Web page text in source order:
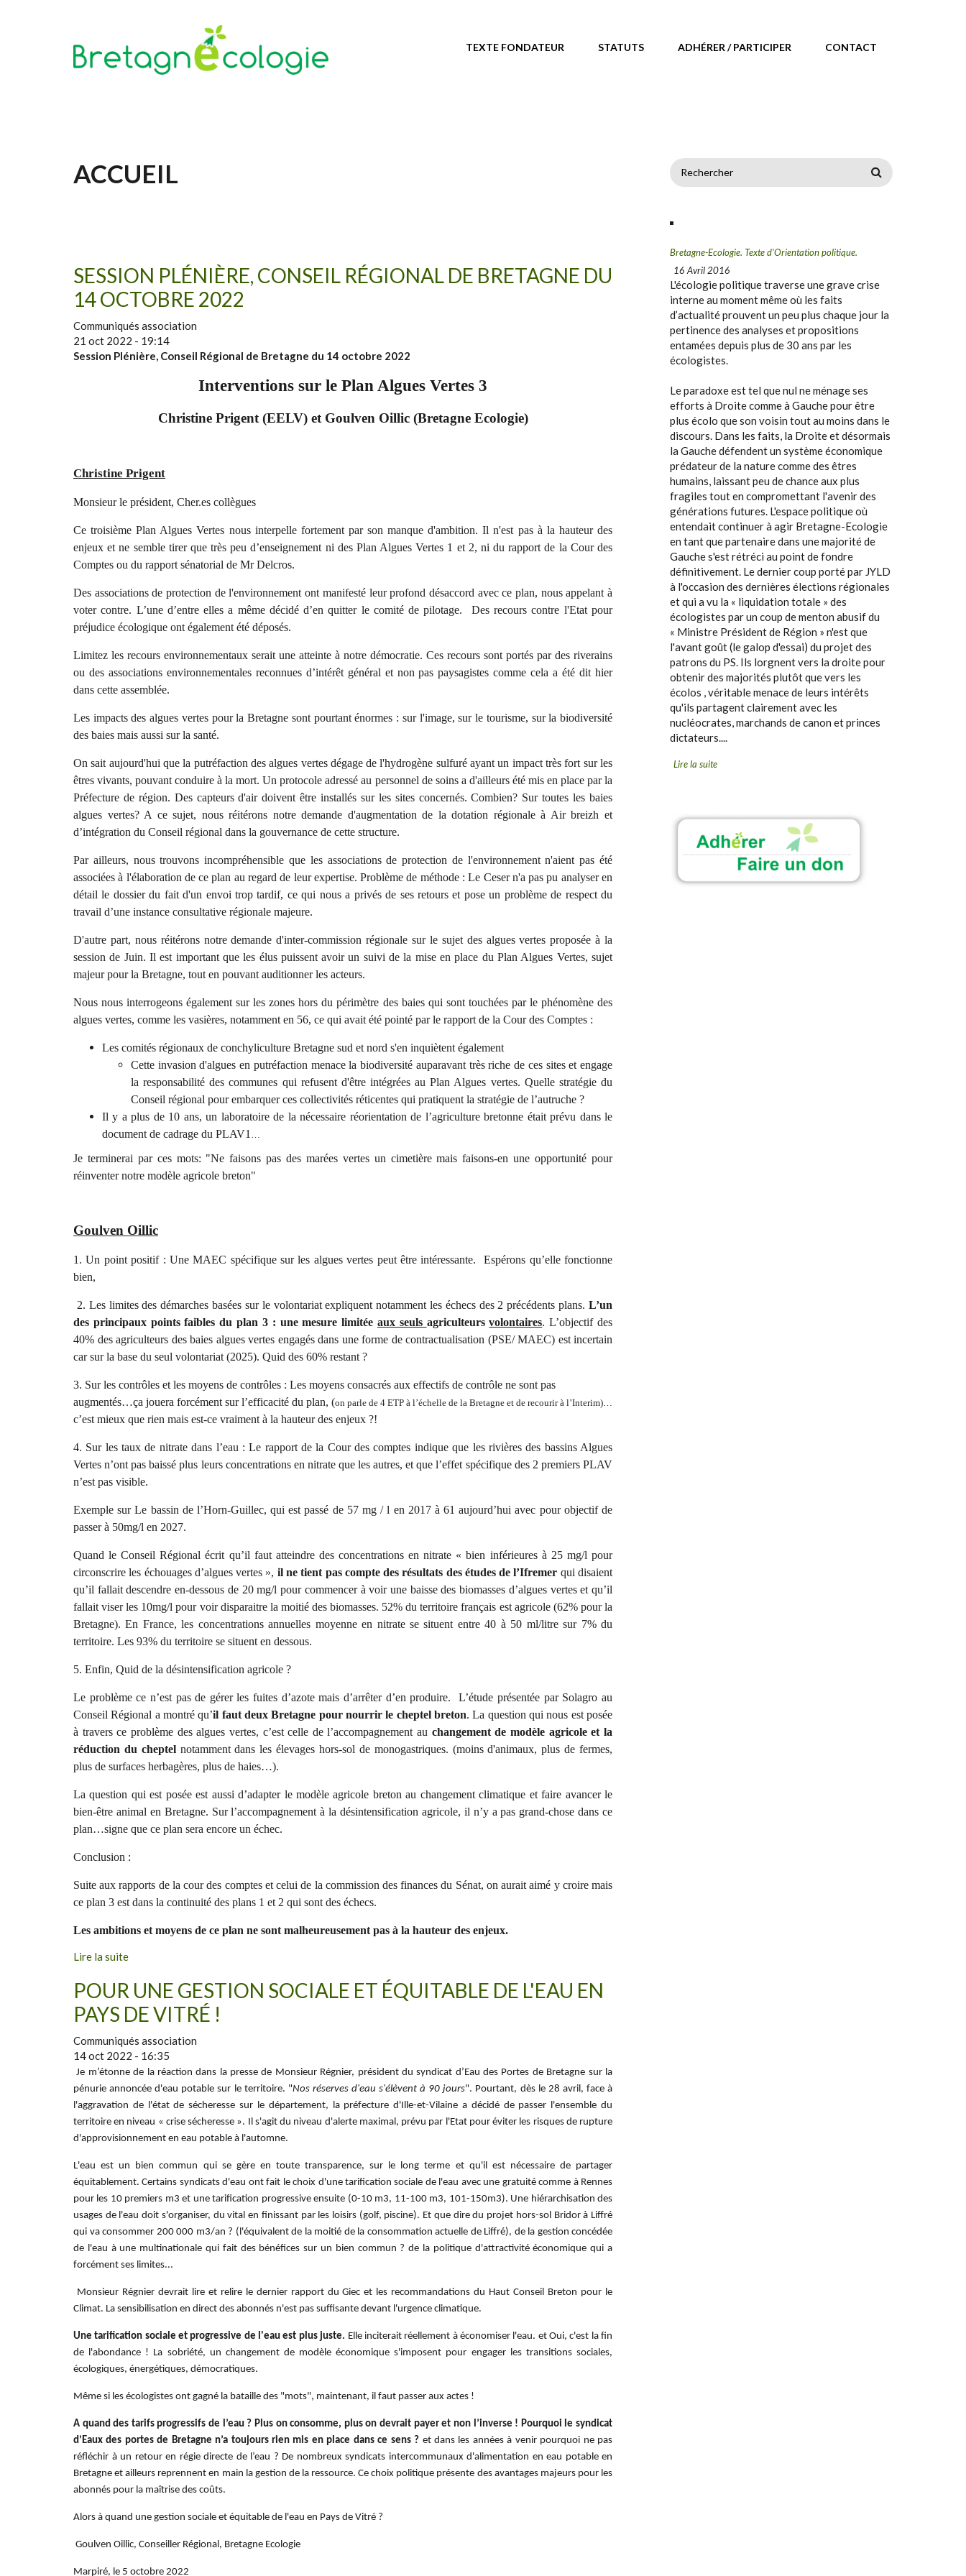
TEXTE FONDATEUR STATUTS ADHÉRER / PARTICIPER CONTACT
ACCUEIL
SESSION PLÉNIÈRE, CONSEIL RÉGIONAL DE BRETAGNE DU
14 OCTOBRE 2022
Communiqués association
21 oct 2022 - 19:14
Session Plénière, Conseil Régional de Bretagne du 14 octobre 2022
Interventions sur le Plan Algues Vertes 3
Christine Prigent (EELV) et Goulven Oillic (Bretagne Ecologie)
Christine Prigent
Monsieur le président, Cher.es collègues
Ce troisième Plan Algues Vertes nous interpelle fortement par son manque d'ambition. Il n'est pas à la hauteur des
enjeux et ne semble tirer que très peu d’enseignement ni des Plan Algues Vertes 1 et 2, ni du rapport de la Cour des
Comptes ou du rapport sénatorial de Mr Delcros.
Des associations de protection de l'environnement ont manifesté leur profond désaccord avec ce plan, nous appelant à
voter contre. L’une d’entre elles a même décidé d’en quitter le comité de pilotage. Des recours contre l'Etat pour
préjudice écologique ont également été déposés.
Limitez les recours environnementaux serait une atteinte à notre démocratie. Ces recours sont portés par des riverains
ou des associations environnementales reconnues d’intérêt général et non pas paysagistes comme cela a été dit hier
dans cette assemblée.
Les impacts des algues vertes pour la Bretagne sont pourtant énormes : sur l'image, sur le tourisme, sur la biodiversité
des baies mais aussi sur la santé.
On sait aujourd'hui que la putréfaction des algues vertes dégage de l'hydrogène sulfuré ayant un impact très fort sur les
êtres vivants, pouvant conduire à la mort. Un protocole adressé au personnel de soins a d'ailleurs été mis en place par la
Préfecture de région. Des capteurs d'air doivent être installés sur les sites concernés. Combien? Sur toutes les baies
algues vertes? A ce sujet, nous réitérons notre demande d'augmentation de la dotation régionale à Air breizh et
d’intégration du Conseil régional dans la gouvernance de cette structure.
Par ailleurs, nous trouvons incompréhensible que les associations de protection de l'environnement n'aient pas été
associées à l'élaboration de ce plan au regard de leur expertise. Problème de méthode : Le Ceser n'a pas pu analyser en
détail le dossier du fait d'un envoi trop tardif, ce qui nous a privés de ses retours et pose un problème de respect du
travail d’une instance consultative régionale majeure.
D'autre part, nous réitérons notre demande d'inter-commission régionale sur le sujet des algues vertes proposée à la
session de Juin. Il est important que les élus puissent avoir un suivi de la mise en place du Plan Algues Vertes, sujet
majeur pour la Bretagne, tout en pouvant auditionner les acteurs.
Nous nous interrogeons également sur les zones hors du périmètre des baies qui sont touchées par le phénomène des
algues vertes, comme les vasières, notamment en 56, ce qui avait été pointé par le rapport de la Cour des Comptes :
Les comités régionaux de conchyliculture Bretagne sud et nord s'en inquiètent également
Cette invasion d'algues en putréfaction menace la biodiversité auparavant très riche de ces sites et engage
la responsabilité des communes qui refusent d'être intégrées au Plan Algues vertes. Quelle stratégie du
Conseil régional pour embarquer ces collectivités réticentes qui pratiquent la stratégie de l’autruche ?
Il y a plus de 10 ans, un laboratoire de la nécessaire réorientation de l’agriculture bretonne était prévu dans le
document de cadrage du PLAV1 …
Je terminerai par ces mots: "Ne faisons pas des marées vertes un cimetière mais faisons-en une opportunité pour
réinventer notre modèle agricole breton"
Goulven Oillic
1. Un point positif : Une MAEC spécifique sur les algues vertes peut être intéressante. Espérons qu’elle fonctionne
bien,
2. Les limites des démarches basées sur le volontariat expliquent notamment les échecs des 2 précédents plans. L’un
des principaux points faibles du plan 3 : une mesure limitée aux seuls agriculteursvolontaires. L’objectif des
40% des agriculteurs des baies algues vertes engagés dans une forme de contractualisation (PSE/ MAEC) est incertain
car sur la base du seul volontariat (2025). Quid des 60% restant ?
3. Sur les contrôles et les moyens de contrôles : Les moyens consacrés aux effectifs de contrôle ne sont pas
augmentés…ça jouera forcément sur l’efficacité du plan, (on parle de 4 ETP à l’échelle de la Bretagne et de recourir à l’Interim)…
c’est mieux que rien mais est-ce vraiment à la hauteur des enjeux ?!
4. Sur les taux de nitrate dans l’eau : Le rapport de la Cour des comptes indique que les rivières des bassins Algues
Vertes n’ont pas baissé plus leurs concentrations en nitrate que les autres, et que l’effet spécifique des 2 premiers PLAV
n’est pas visible.
Exemple sur Le bassin de l’Horn-Guillec, qui est passé de 57 mg / l en 2017 à 61 aujourd’hui avec pour objectif de
passer à 50mg/l en 2027.
Quand le Conseil Régional écrit qu’il faut atteindre des concentrations en nitrate « bien inférieures à 25 mg/l pour
circonscrire les échouages d’algues vertes », il ne tient pas compte des résultats des études de l’Ifremer qui disaient
qu’il fallait descendre en-dessous de 20 mg/l pour commencer à voir une baisse des biomasses d’algues vertes et qu’il
fallait viser les 10mg/l pour voir disparaitre la moitié des biomasses. 52% du territoire français est agricole (62% pour la
Bretagne). En France, les concentrations annuelles moyenne en nitrate se situent entre 40 à 50 ml/litre sur 7% du
territoire. Les 93% du territoire se situent en dessous.
5. Enfin, Quid de la désintensification agricole ?
Le problème ce n’est pas de gérer les fuites d’azote mais d’arrêter d’en produire. L’étude présentée par Solagro au
Conseil Régional a montré qu’il faut deux Bretagne pour nourrir le cheptel breton. La question qui nous est posée
à travers ce problème des algues vertes, c’est celle de l’accompagnement au changement de modèle agricole et la
réduction du cheptelnotamment dans les élevages hors-sol de monogastriques. (moins d'animaux, plus de fermes,
plus de surfaces herbagères, plus de haies…).
La question qui est posée est aussi d’adapter le modèle agricole breton au changement climatique et faire avancer le
bien-être animal en Bretagne. Sur l’accompagnement à la désintensification agricole, il n’y a pas grand-chose dans ce
plan…signe que ce plan sera encore un échec.
Conclusion :
Suite aux rapports de la cour des comptes et celui de la commission des finances du Sénat, on aurait aimé y croire mais
ce plan 3 est dans la continuité des plans 1 et 2 qui sont des échecs.
Les ambitions et moyens de ce plan ne sont malheureusement pas à la hauteur des enjeux.
Lire la suite
POUR UNE GESTION SOCIALE ET ÉQUITABLE DE L'EAU EN
PAYS DE VITRÉ !
Communiqués association
14 oct 2022 - 16:35
Je m’étonne de la réaction dans la presse de Monsieur Régnier, président du syndicat d’Eau des Portes de Bretagne sur la
pénurie annoncée d'eau potable sur le territoire. "Nos réserves d'eau s'élèvent à 90 jours". Pourtant, dès le 28 avril, face à
l'aggravation de l'état de sécheresse sur le département, la préfecture d'Ille-et-Vilaine a décidé de passer l'ensemble du
territoire en niveau « crise sécheresse ». Il s'agit du niveau d'alerte maximal, prévu par l'Etat pour éviter les risques de rupture
d'approvisionnement en eau potable à l'automne.
L'eau est un bien commun qui se gère en toute transparence, sur le long terme et qu'il est nécessaire de partager
équitablement. Certains syndicats d'eau ont fait le choix d'une tarification sociale de l'eau avec une gratuité comme à Rennes
pour les 10 premiers m3 et une tarification progressive ensuite (0-10 m3, 11-100 m3, 101-150m3). Une hiérarchisation des
usages de l'eau doit s'organiser, du vital en finissant par les loisirs (golf, piscine). Et que dire du projet hors-sol Bridor à Liffré
qui va consommer 200 000 m3/an ? (l'équivalent de la moitié de la consommation actuelle de Liffré), de la gestion concédée
de l'eau à une multinationale qui fait des bénéfices sur un bien commun ? de la politique d'attractivité économique qui a
forcément ses limites...
Monsieur Régnier devrait lire et relire le dernier rapport du Giec et les recommandations du Haut Conseil Breton pour le
Climat. La sensibilisation en direct des abonnés n'est pas suffisante devant l'urgence climatique.
Une tarification sociale et progressive de l'eau est plus juste. Elle inciterait réellement à économiser l'eau. et Oui, c'est la fin
de l'abondance ! La sobriété, un changement de modèle économique s'imposent pour engager les transitions sociales,
écologiques, énergétiques, démocratiques.
Même si les écologistes ont gagné la bataille des "mots", maintenant, il faut passer aux actes !
A quand des tarifs progressifs de l’eau ? Plus on consomme, plus on devrait payer et non l’inverse ! Pourquoi le syndicat
d’Eaux des portes de Bretagne n’a toujours rien mis en place dans ce sens ? et dans les années à venir pourquoi ne pas
réfléchir à un retour en régie directe de l’eau ? De nombreux syndicats intercommunaux d'alimentation en eau potable en
Bretagne et ailleurs reprennent en main la gestion de la ressource. Ce choix politique présente des avantages majeurs pour les
abonnés pour la maîtrise des coûts.
Alors à quand une gestion sociale et équitable de l'eau en Pays de Vitré ?
Goulven Oillic, Conseiller Régional, Bretagne Ecologie
Marpiré, le 5 octobre 2022
FORMULAIRE DE
Bretagne-Ecologie. Texte d'Orientation politique.
16 Avril 2016
L'écologie politique traverse une grave crise
interne au moment même où les faits
d’actualité prouvent un peu plus chaque jour la
pertinence des analyses et propositions
entamées depuis plus de 30 ans par les
écologistes.
Le paradoxe est tel que nul ne ménage ses
efforts à Droite comme à Gauche pour être
plus écolo que son voisin tout au moins dans le
discours. Dans les faits, la Droite et désormais
la Gauche défendent un système économique
prédateur de la nature comme des êtres
humains, laissant peu de chance aux plus
fragiles tout en compromettant l'avenir des
générations futures. L'espace politique où
entendait continuer à agir Bretagne-Ecologie
en tant que partenaire dans une majorité de
Gauche s'est rétréci au point de fondre
définitivement. Le dernier coup porté par JYLD
à l'occasion des dernières élections régionales
et qui a vu la « liquidation totale » des
écologistes par un coup de menton abusif du
« Ministre Président de Région » n'est que
l'avant goût (le galop d'essai) du projet des
patrons du PS. Ils lorgnent vers la droite pour
obtenir des majorités plutôt que vers les
écolos , véritable menace de leurs intérêts
qu'ils partagent clairement avec les
nucléocrates, marchands de canon et princes
dictateurs....
Lire la suite